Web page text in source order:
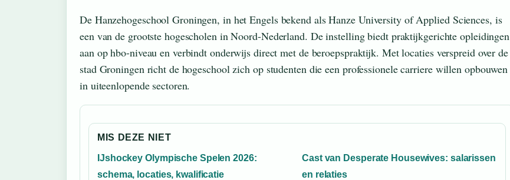
De Hanzehogeschool Groningen, in het Engels bekend als Hanze University of Applied Sciences, is
een van de grootste hogescholen in Noord-Nederland. De instelling biedt praktijkgerichte opleidingen
aan op hbo-niveau en verbindt onderwijs direct met de beroepspraktijk. Met locaties verspreid over de
stad Groningen richt de hogeschool zich op studenten die een professionele carriere willen opbouwen
in uiteenlopende sectoren.
MIS DEZE NIET
IJshockey Olympische Spelen 2026:
schema, locaties, kwalificatie
Cast van Desperate Housewives: salarissen
en relaties